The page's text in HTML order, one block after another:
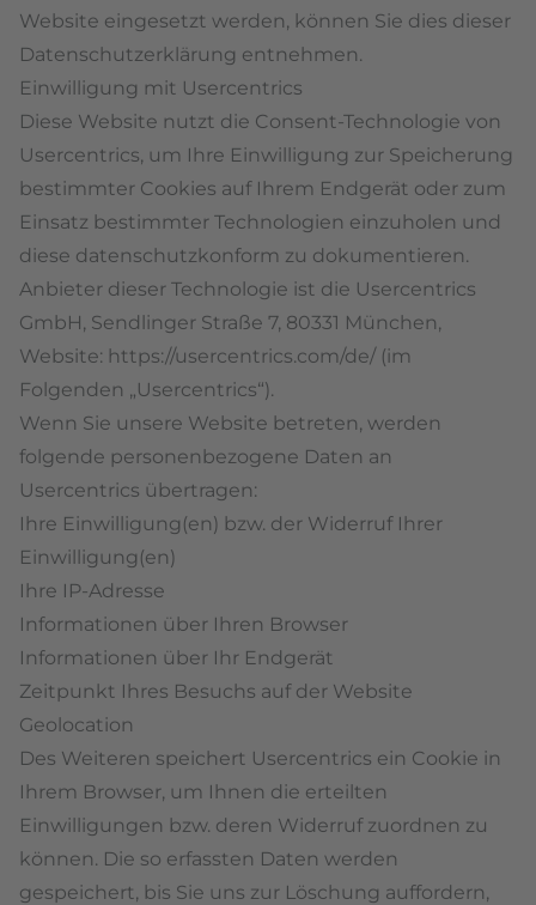
Website eingesetzt werden, können Sie dies dieser
Datenschutzerklärung entnehmen.
Einwilligung mit Usercentrics
Diese Website nutzt die Consent-Technologie von
Usercentrics, um Ihre Einwilligung zur Speicherung
bestimmter Cookies auf Ihrem Endgerät oder zum
Einsatz bestimmter Technologien einzuholen und
diese datenschutzkonform zu dokumentieren.
Anbieter dieser Technologie ist die Usercentrics
GmbH, Sendlinger Straße 7, 80331 München,
Website: https://usercentrics.com/de/(im
Folgenden „Usercentrics“).
Wenn Sie unsere Website betreten, werden
folgende personenbezogene Daten an
Usercentrics übertragen:
Ihre Einwilligung(en) bzw. der Widerruf Ihrer
Einwilligung(en)
Ihre IP-Adresse
Informationen über Ihren Browser
Informationen über Ihr Endgerät
Zeitpunkt Ihres Besuchs auf der Website
Geolocation
Des Weiteren speichert Usercentrics ein Cookie in
Ihrem Browser, um Ihnen die erteilten
Einwilligungen bzw. deren Widerruf zuordnen zu
können. Die so erfassten Daten werden
gespeichert, bis Sie uns zur Löschung auffordern,